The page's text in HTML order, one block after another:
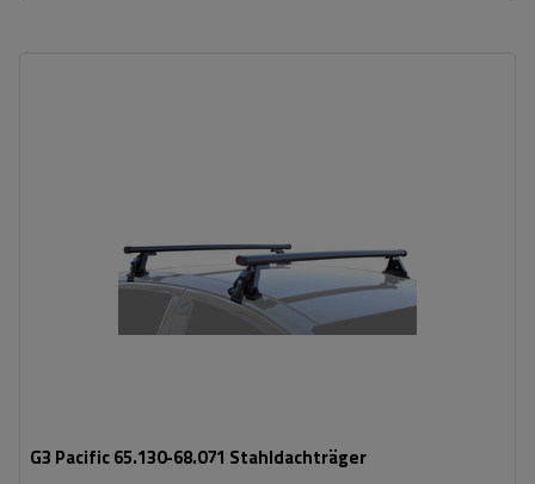
G3 Pacific 65.130-68.071 Stahldachträger